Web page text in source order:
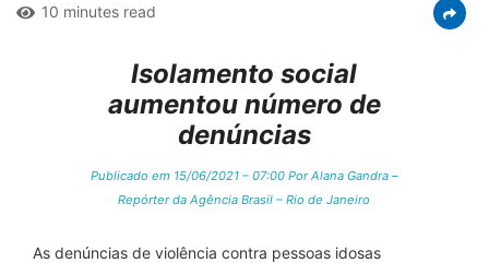
10 minutes read
Isolamento social
aumentou número de
denúncias
Publicado em 15/06/2021 – 07:00 Por Alana Gandra –
Repórter da Agência Brasil – Rio de Janeiro
As denúncias de violência contra pessoas idosas